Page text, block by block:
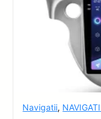
Navigatii,